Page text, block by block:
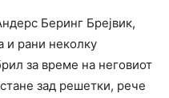
Беринг Брејвик,
и рани неколку
за време на неговиот
зад решетки, рече